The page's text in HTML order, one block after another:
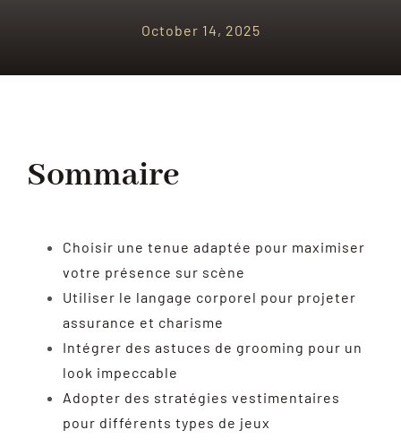
October 14, 2025
Sommaire
Choisir une tenue adaptée pour maximiser
votre présence sur scène
Utiliser le langage corporel pour projeter
assurance et charisme
Intégrer des astuces de grooming pour un
look impeccable
Adopter des stratégies vestimentaires
pour différents types de jeux